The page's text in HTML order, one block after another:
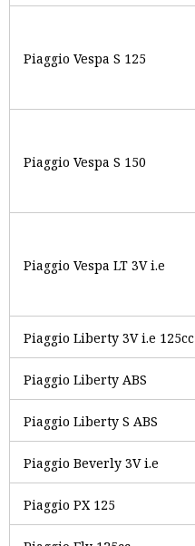
Piaggio Vespa S 125
Piaggio Vespa S 150
Piaggio Vespa LT 3V i.e
Piaggio Liberty 3V i.e 125cc
Piaggio Liberty ABS
Piaggio Liberty S ABS
Piaggio Beverly 3V i.e
Piaggio PX 125